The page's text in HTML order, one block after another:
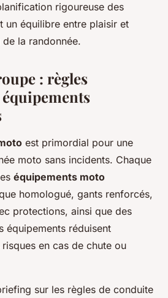
rigoureuse des
un équilibre entre plaisir et
la randonnée.
: règles
est primordial pour une
moto sans incidents. Chaque
équipements moto
homologué, gants renforcés,
protections, ainsi que des
équipements réduisent
en cas de chute ou
sur les règles de conduite